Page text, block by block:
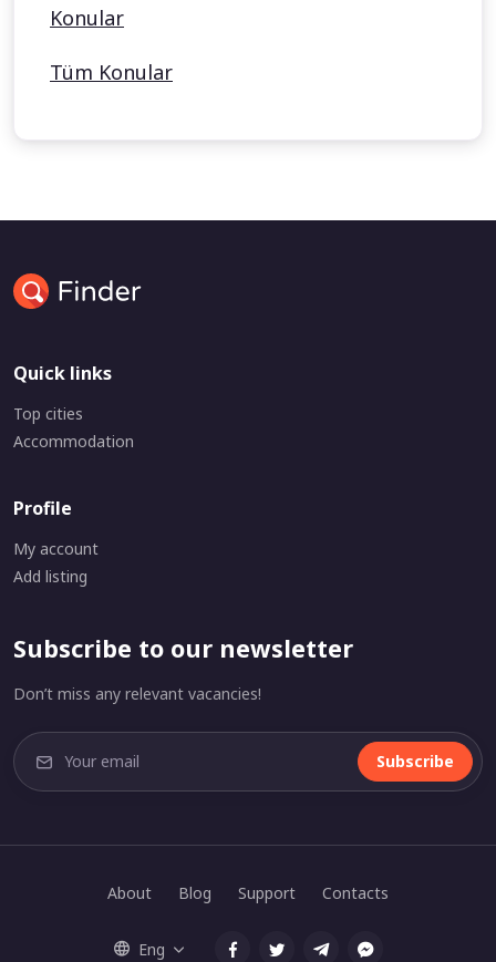
Konular
Tüm Konular
Quick links
Top cities
Accommodation
Profile
My account
Add listing
Subscribe to our newsletter
Don’t miss any relevant vacancies!
Subscribe
About Blog Support Contacts
Eng